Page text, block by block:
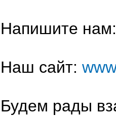
Напишите
Наш сайт:
Будем рады